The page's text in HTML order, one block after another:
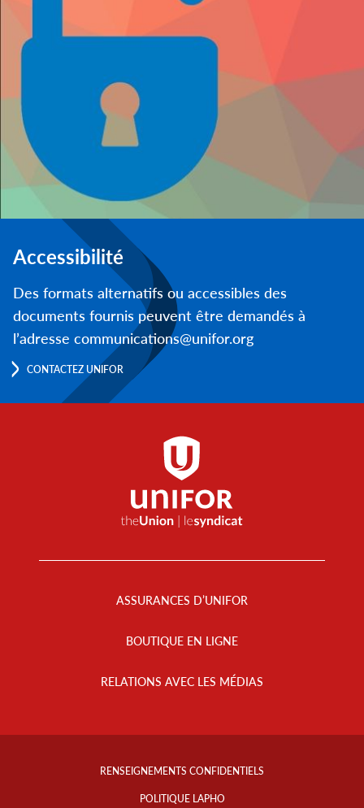
Accessibilité
Des formats alternatifs ou accessibles des
documents fournis peuvent être demandés à
l’adresse communications@unifor.org
CONTACTEZ UNIFOR
ASSURANCES D’UNIFOR
BOUTIQUE EN LIGNE
RELATIONS AVEC LES MÉDIAS
Footer
RENSEIGNEMENTS CONFIDENTIELS
POLITIQUE LAPHO